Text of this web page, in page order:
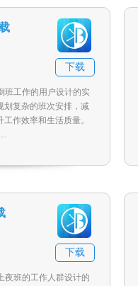
下载
班工作的用户设计的实
划复杂的班次安排，减
作效率和生活质量。
下载
夜班的工作人群设计的